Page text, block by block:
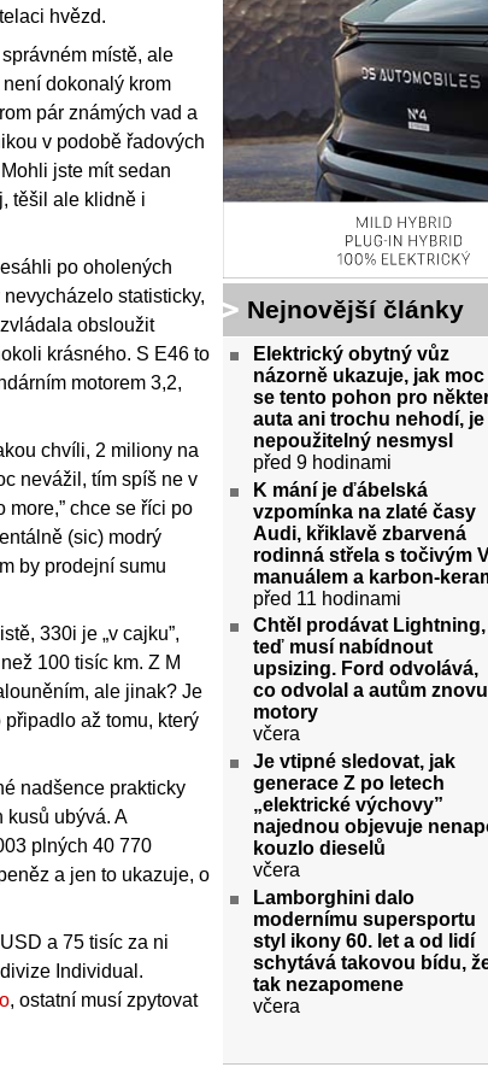
hvězd.
místě, ale
dokonalý krom
pár známých vad a
v podobě řadových
jste mít sedan
těšil ale klidně i
po oholených
statisticky,
obsloužit
krásného. S E46 to
motorem 3,2,
chvíli, 2 miliony na
nevážil, tím spíš ne v
chce se říci po
(sic) modrý
by prodejní sumu
330i je „v cajku”,
100 tisíc km. Z M
ale jinak? Je
až tomu, který
nadšence prakticky
kusů ubývá. A
plných 40 770
a jen to ukazuje, o
a 75 tisíc za ni
Individual.
, ostatní musí zpytovat
Nejnovější články
Elektrický obytný vůz
názorně ukazuje, jak moc
se tento pohon pro
auta ani trochu nehodí, je
nepoužitelný nesmysl
před 9 hodinami
K mání je ďábelská
vzpomínka na zlaté časy
Audi, křiklavě zbarvená
rodinná střela s točivým
manuálem a karbon-
před 11 hodinami
Chtěl prodávat Lightning,
teď musí nabídnout
upsizing. Ford odvolává,
co odvolal a autům
motory
včera
Je vtipné sledovat, jak
generace Z po letech
„elektrické výchovy”
najednou objevuje
kouzlo dieselů
včera
Lamborghini dalo
modernímu supersportu
styl ikony 60. let a od lidí
schytává takovou bídu,
tak nezapomene
včera